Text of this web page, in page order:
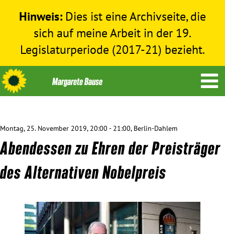
Hinweis: Dies ist eine Archivseite, die
sich auf meine Arbeit in der 19.
Legislaturperiode (2017-21) bezieht.
Themen
Menschenrechte
Bundestag 2017-2021
Montag, 25. November 2019, 20:00 - 21:00, Berlin-Dahlem
Abendessen zu Ehren der Preisträger
des Alternativen Nobelpreis